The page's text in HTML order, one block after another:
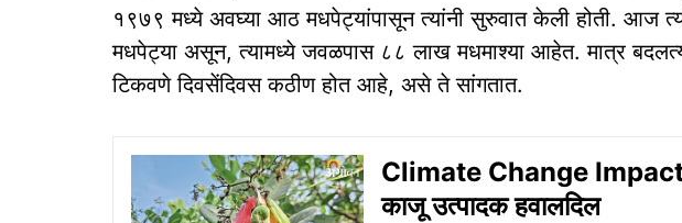
१९७९ मध्ये अवघ्या आठ मधपेट्यांपासून त्यांनी सुरुवात केली होती. आज
मधपेट्या असून, त्यामध्ये जवळपास ८८ लाख मधमाश्या आहेत. मात्र
टिकवणे दिवसेंदिवस कठीण होत आहे, असे ते सांगतात.
Climate Change Impact:
काजू उत्पादक हवालदिल